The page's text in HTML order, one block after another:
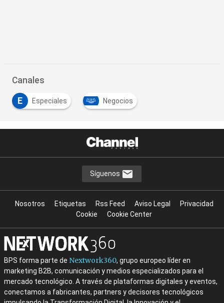
Canales
E Especiales Negocios
Síguenos
Nosotros Etiquetas Rss Feed Aviso Legal
Privacidad
Cookie
Cookie Center
BPS forma parte de Nextwork360, grupo europeo líder en
marketing B2B, comunicación y medios especializados para el
mercado tecnológico. A través de plataformas digitales y eventos,
conectamos a fabricantes, partners y decisores tecnológicos